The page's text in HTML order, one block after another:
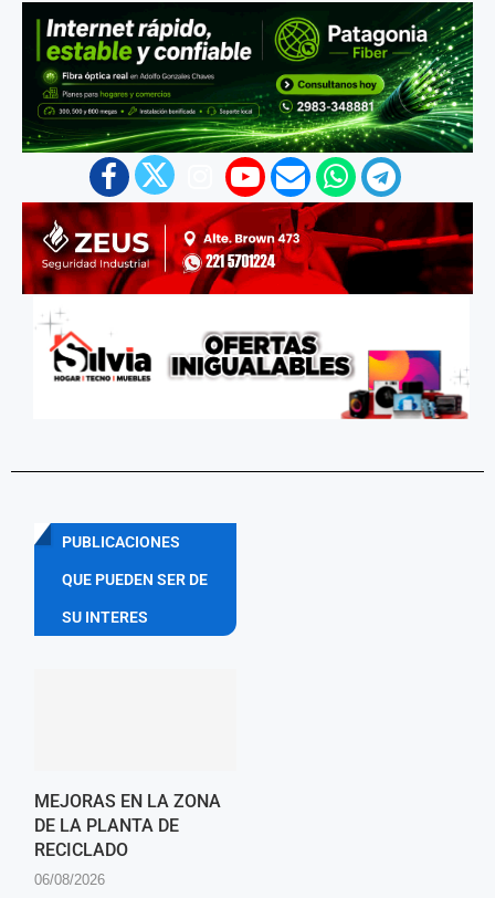
PUBLICACIONES
QUE PUEDEN SER DE
SU INTERES
MEJORAS EN LA ZONA
DE LA PLANTA DE
RECICLADO
06/08/2026